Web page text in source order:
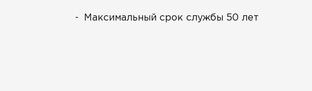
Максимальный срок службы 50 лет